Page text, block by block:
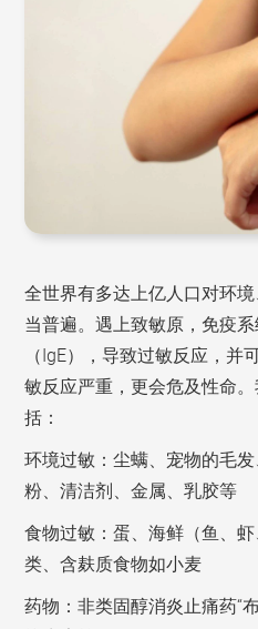
全世界有多达上亿人口对环
当普遍。遇上致敏原，免疫
（IgE），导致过敏反应，并
敏反应严重，更会危及性命
括：
环境过敏：尘螨、宠物的毛
粉、清洁剂、金属、乳胶等
食物过敏：蛋、海鲜（鱼、
类、含麸质食物如小麦
药物：非类固醇消炎止痛药“